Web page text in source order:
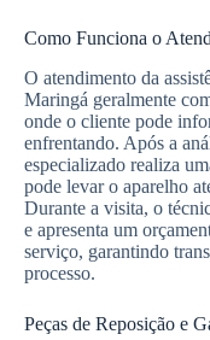
Como Funciona o
O atendimento da
Maringá geralmente
onde o cliente pode
enfrentando. Após a
especializado realiza
pode levar o aparelho
Durante a visita, o
e apresenta um
serviço, garantindo
processo.
Peças de Reposição e